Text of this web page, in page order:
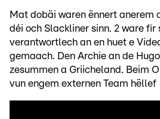
Mat dobäi waren ënnert anerem
déi och Slackliner sinn. 2 ware fir
verantwortlech an en huet e
gemaach. Den Archie an de
zesummen a Griicheland. Beim
vun engem externen Team hëllef